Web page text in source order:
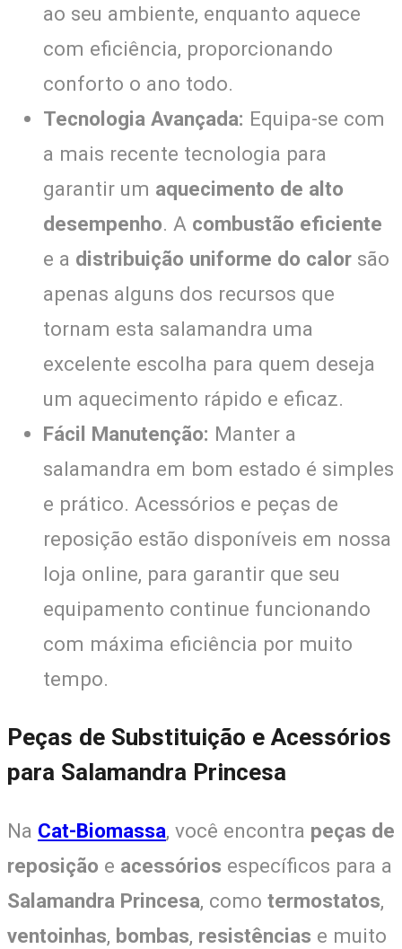
ao seu ambiente, enquanto aquece
com eficiência, proporcionando
conforto o ano todo.
Tecnologia Avançada: Equipa-se com
a mais recente tecnologia para
garantir um aquecimento de alto
desempenho. A combustão eficiente
e a distribuição uniforme do calor são
apenas alguns dos recursos que
tornam esta salamandra uma
excelente escolha para quem deseja
um aquecimento rápido e eficaz.
Fácil Manutenção: Manter a
salamandra em bom estado é simples
e prático. Acessórios e peças de
reposição estão disponíveis em nossa
loja online, para garantir que seu
equipamento continue funcionando
com máxima eficiência por muito
tempo.
Peças de Substituição e Acessórios
para Salamandra Princesa
Na Cat-Biomassa, você encontra peças de
reposição e acessórios específicos para a
Salamandra Princesa, como termostatos,
ventoinhas, bombas, resistências e muito